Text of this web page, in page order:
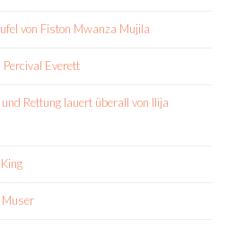
von Fiston Mwanza Mujila
Everett
Rettung lauert überall von Ilija